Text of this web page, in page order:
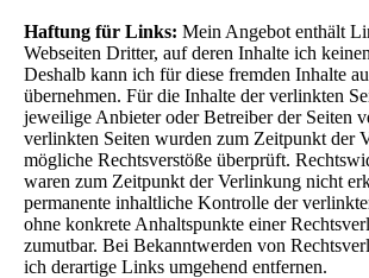
Haftung für Links: Mein Angebot enthält
Webseiten Dritter, auf deren Inhalte ich
Deshalb kann ich für diese fremden Inhalte
übernehmen. Für die Inhalte der verlinkten
jeweilige Anbieter oder Betreiber der Seiten
verlinkten Seiten wurden zum Zeitpunkt der
mögliche Rechtsverstöße überprüft.
waren zum Zeitpunkt der Verlinkung nicht
permanente inhaltliche Kontrolle der
ohne konkrete Anhaltspunkte einer
zumutbar. Bei Bekanntwerden von
ich derartige Links umgehend entfernen.